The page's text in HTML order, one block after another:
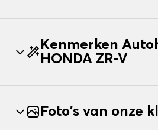
Kenmerken
HONDA ZR-V
Foto's van onze